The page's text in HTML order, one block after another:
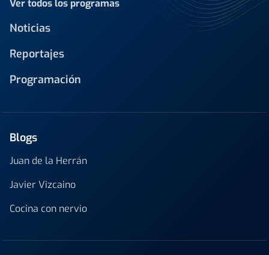
Ver todos los programas
Noticias
Reportajes
Programación
Blogs
Juan de la Herrán
Javier Vizcaino
Cocina con nervio